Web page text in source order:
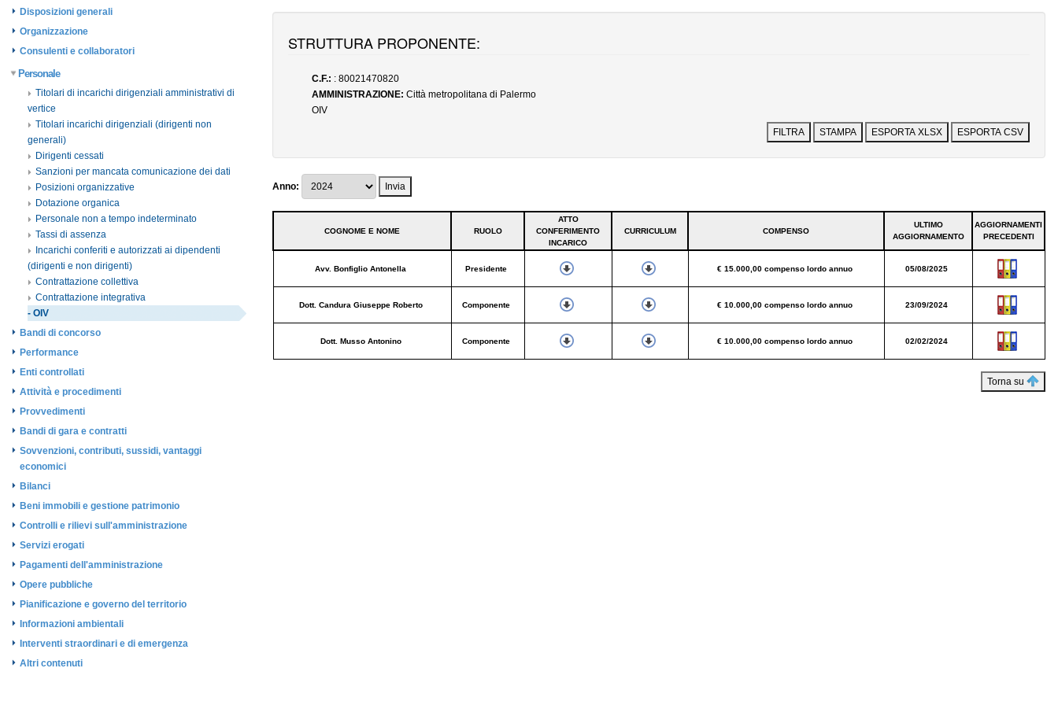
Disposizioni generali
Organizzazione
Consulenti e collaboratori
Personale
Titolari di incarichi dirigenziali amministrativi di
vertice
Titolari incarichi dirigenziali (dirigenti non
generali)
Dirigenti cessati
Sanzioni per mancata comunicazione dei dati
Posizioni organizzative
Dotazione organica
Personale non a tempo indeterminato
Tassi di assenza
Incarichi conferiti e autorizzati ai dipendenti
(dirigenti e non dirigenti)
Contrattazione collettiva
Contrattazione integrativa
- OIV
Bandi di concorso
Performance
Enti controllati
Attività e procedimenti
Provvedimenti
Bandi di gara e contratti
Sovvenzioni, contributi, sussidi, vantaggi
economici
Bilanci
Beni immobili e gestione patrimonio
Controlli e rilievi sull'amministrazione
Servizi erogati
Pagamenti dell'amministrazione
Opere pubbliche
Pianificazione e governo del territorio
Informazioni ambientali
Interventi straordinari e di emergenza
Altri contenuti